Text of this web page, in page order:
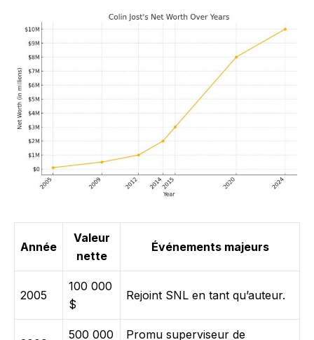
Année
Valeur
nette
Événements majeurs
2005
100 000
$
Rejoint SNL en tant qu’auteur.
500 000 Promu superviseur de